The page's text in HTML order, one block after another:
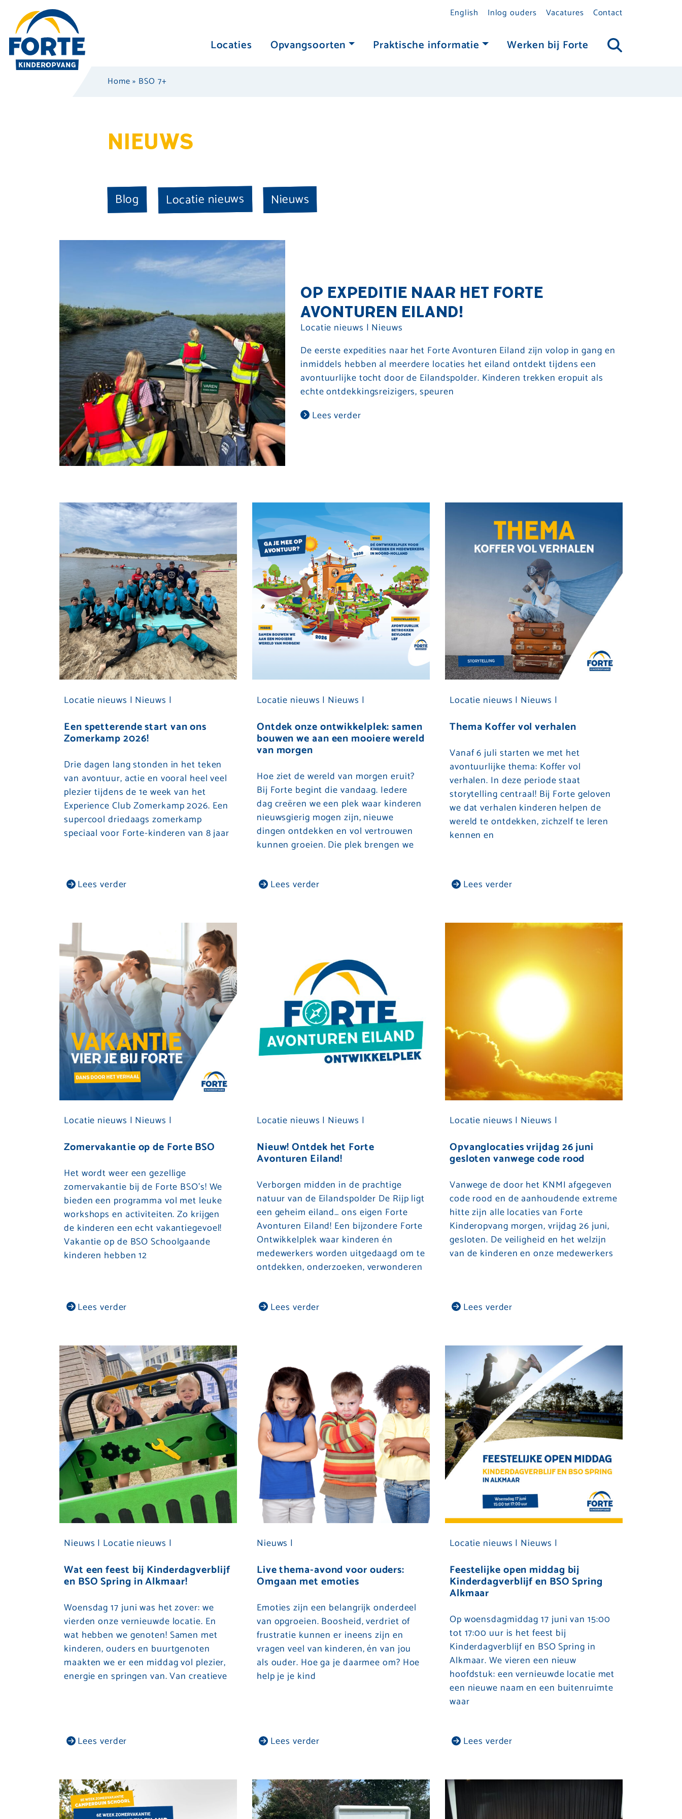
English Inlog ouders Vacatures Contact
Locaties Opvangsoorten Praktische informatie Werken bij Forte
Home» BSO 7+
NIEUWS
Blog Locatie nieuws Nieuws
OP EXPEDITIE NAAR HET FORTE
AVONTUREN EILAND!
Locatie nieuws | Nieuws
De eerste expedities naar het Forte Avonturen Eiland zijn volop in gang en
inmiddels hebben al meerdere locaties het eiland ontdekt tijdens een
avontuurlijke tocht door de Eilandspolder. Kinderen trekken eropuit als
echte ontdekkingsreizigers, speuren
Lees verder
Locatie nieuws | Nieuws |
Een spetterende start van ons
Zomerkamp 2026!
Drie dagen lang stonden in het teken
van avontuur, actie en vooral heel veel
plezier tijdens de 1e week van het
Experience Club Zomerkamp 2026. Een
supercool driedaags zomerkamp
speciaal voor Forte-kinderen van 8 jaar
Lees verder
Locatie nieuws | Nieuws |
Ontdek onze ontwikkelplek: samen
bouwen we aan een mooiere wereld
van morgen
Hoe ziet de wereld van morgen eruit?
Bij Forte begint die vandaag. Iedere
dag creëren we een plek waar kinderen
nieuwsgierig mogen zijn, nieuwe
dingen ontdekken en vol vertrouwen
kunnen groeien. Die plek brengen we
Lees verder
Locatie nieuws | Nieuws |
Thema Koffer vol verhalen
Vanaf 6 juli starten we met het
avontuurlijke thema: Koffer vol
verhalen. In deze periode staat
storytelling centraal! Bij Forte geloven
we dat verhalen kinderen helpen de
wereld te ontdekken, zichzelf te leren
kennen en
Lees verder
Locatie nieuws | Nieuws |
Zomervakantie op de Forte BSO
Het wordt weer een gezellige
zomervakantie bij de Forte BSO’s! We
bieden een programma vol met leuke
workshops en activiteiten. Zo krijgen
de kinderen een echt vakantiegevoel!
Vakantie op de BSO Schoolgaande
kinderen hebben 12
Lees verder
Locatie nieuws | Nieuws |
Nieuw! Ontdek het Forte
Avonturen Eiland!
Verborgen midden in de prachtige
natuur van de Eilandspolder De Rijp ligt
een geheim eiland… ons eigen Forte
Avonturen Eiland! Een bijzondere Forte
Ontwikkelplek waar kinderen én
medewerkers worden uitgedaagd om te
ontdekken, onderzoeken, verwonderen
Lees verder
Locatie nieuws | Nieuws |
Opvanglocaties vrijdag 26 juni
gesloten vanwege code rood
Vanwege de door het KNMI afgegeven
code rood en de aanhoudende extreme
hitte zijn alle locaties van Forte
Kinderopvang morgen, vrijdag 26 juni,
gesloten. De veiligheid en het welzijn
van de kinderen en onze medewerkers
Lees verder
Nieuws | Locatie nieuws |
Wat een feest bij Kinderdagverblijf
en BSO Spring in Alkmaar!
Woensdag 17 juni was het zover: we
vierden onze vernieuwde locatie. En
wat hebben we genoten! Samen met
kinderen, ouders en buurtgenoten
maakten we er een middag vol plezier,
energie en springen van. Van creatieve
Lees verder
Nieuws |
Live thema-avond voor ouders:
Omgaan met emoties
Emoties zijn een belangrijk onderdeel
van opgroeien. Boosheid, verdriet of
frustratie kunnen er ineens zijn en
vragen veel van kinderen, én van jou
als ouder. Hoe ga je daarmee om? Hoe
help je je kind
Lees verder
Locatie nieuws | Nieuws |
Feestelijke open middag bij
Kinderdagverblijf en BSO Spring
Alkmaar
Op woensdagmiddag 17 juni van 15:00
tot 17:00 uur is het feest bij
Kinderdagverblijf en BSO Spring in
Alkmaar. We vieren een nieuw
hoofdstuk: een vernieuwde locatie met
een nieuwe naam en een buitenruimte
waar
Lees verder